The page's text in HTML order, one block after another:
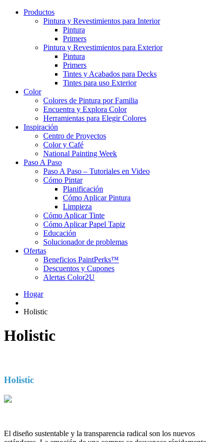
Productos
Pintura y Revestimientos para Interior
Pintura
Primers
Pintura y Revestimientos para Exterior
Pintura
Primers
Tintes y Acabados para Decks
Tintes para uso Exterior
Color
Colores de Pintura por Familia
Encuentra y Explora Color
Herramientas para Elegir Colores
Inspiración
Centro de Proyectos
Color y Café
National Painting Week
Paso A Paso
Paso A Paso – Tutoriales en Video
Cómo Pintar
Planificación
Cómo Aplicar Pintura
Limpieza
Cómo Aplicar Tinte
Cómo Aplicar Papel Tapiz
Educación
Solucionador de problemas
Ofertas
Beneficios PaintPerks™
Descuentos y Cupones
Alertas Color2U
Hogar
Holistic
Holistic
Holistic
El diseño sustentable y la transparencia radical son los nuevos